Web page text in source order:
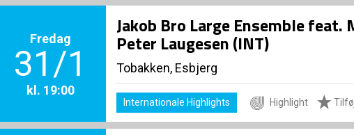
Fredag
31/1
kl. 19:00
Jakob Bro Large Ensemble feat.
Peter Laugesen (INT)
Tobakken, Esbjerg
Internationale Highlights Highlight